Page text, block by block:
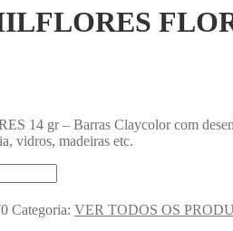
14 gr – Barras Claycolor com
vidros, madeiras etc.
Categoria: VER TODOS OS